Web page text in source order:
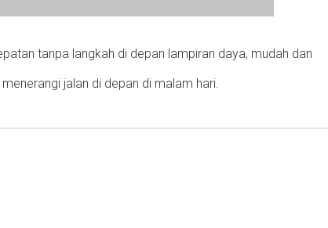
tanpa langkah di depan lampiran daya, mudah
jalan di depan di malam hari.